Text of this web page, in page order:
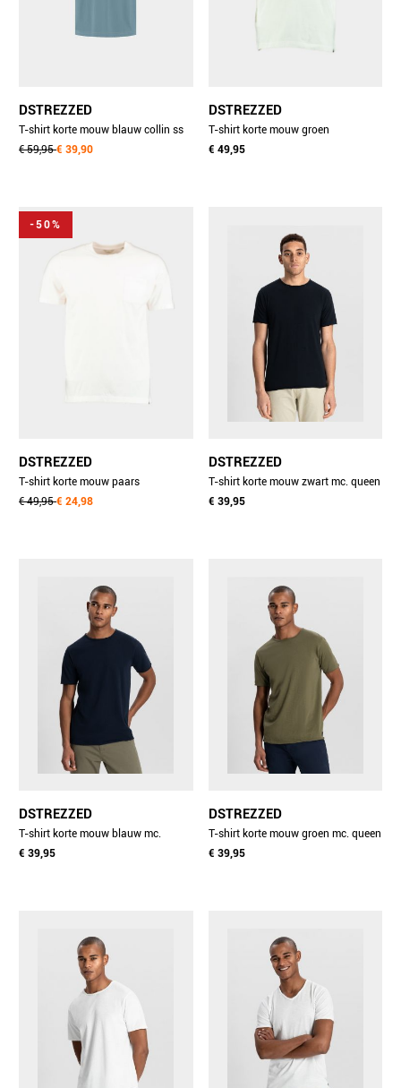
DSTREZZED
T-shirt korte mouw blauw collin ss
tee 203012-aw25/630
€ 59,95€ 39,90
DSTREZZED
T-shirt korte mouw groen
ds_nickolas tee 202876-ss25/561
€ 49,95
-50%
DSTREZZED
T-shirt korte mouw paars
ds_nickolas tee 202876-ss25/459
€ 49,95€ 24,98
DSTREZZED
T-shirt korte mouw zwart mc. queen
tee 202274-nnnos/999
€ 39,95
DSTREZZED
T-shirt korte mouw blauw mc.
queen tee 202274-nnnos/649
€ 39,95
DSTREZZED
T-shirt korte mouw groen mc. queen
tee 202274-nnnos/511
€ 39,95